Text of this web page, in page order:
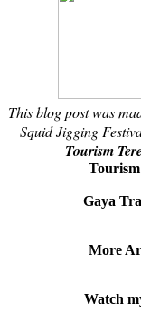
This blog post was
Squid Jigging
Tourism
Gaya
More
Watch